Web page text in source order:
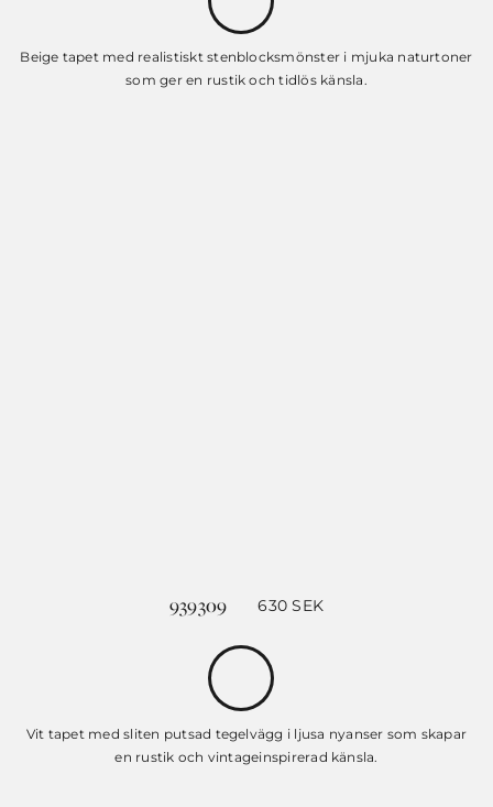
Beige tapet med realistiskt stenblocksmönster i mjuka naturtoner
som ger en rustik och tidlös känsla.
939309 630SEK
Vit tapet med sliten putsad tegelvägg i ljusa nyanser som skapar
en rustik och vintageinspirerad känsla.